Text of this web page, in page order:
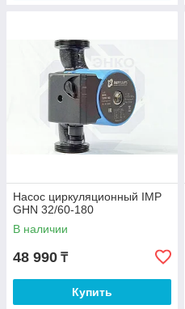
Насос циркуляционный IMP
GHN 32/60-180
В наличии
48 990 ₸
Купить